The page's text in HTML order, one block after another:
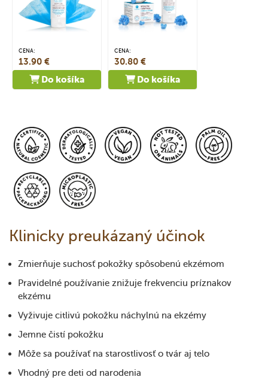
CENA:
13.90 €
Do košíka
CENA:
30.80 €
Do košíka
Klinicky preukázaný účinok
Zmierňuje suchosť pokožky spôsobenú ekzémom
Pravidelné používanie znižuje frekvenciu príznakov
ekzému
Vyživuje citlivú pokožku náchylnú na ekzémy
Jemne čistí pokožku
Môže sa používať na starostlivosť o tvár aj telo
Vhodný pre deti od narodenia